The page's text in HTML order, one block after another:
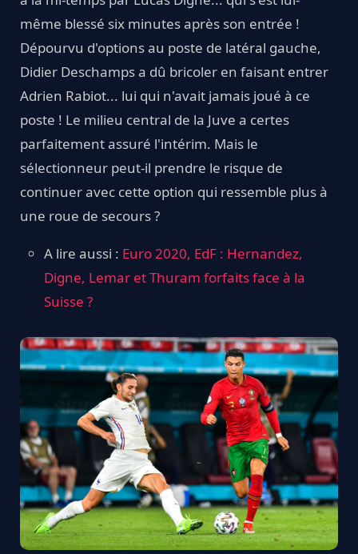
même blessé six minutes après son entrée !
Dépourvu d'options au poste de latéral gauche,
Didier Deschamps a dû bricoler en faisant entrer
Adrien Rabiot... lui qui n'avait jamais joué à ce
poste ! Le milieu central de la Juve a certes
parfaitement assuré l'intérim. Mais le
sélectionneur peut-il prendre le risque de
continuer avec cette option qui ressemble plus à
une roue de secours ?
A lire aussi : Euro 2020, EdF : Hernandez,
Digne, Lemar et Thuram forfaits face à la
Suisse ?